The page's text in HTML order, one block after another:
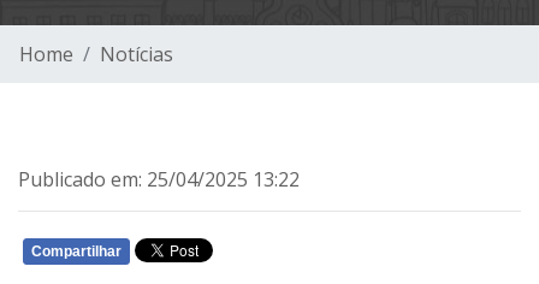
Home Notícias
Publicado em: 25/04/2025 13:22
Compartilhar